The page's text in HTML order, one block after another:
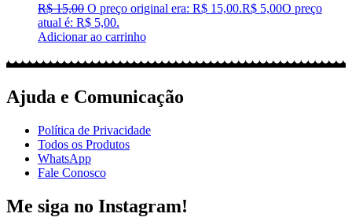
R$15,00 O preço original era: R$ 15,00.R$ 5,00O preço
atual é: R$ 5,00.
Adicionar ao carrinho
Ajuda e Comunicação
Política de Privacidade
Todos os Produtos
WhatsApp
Fale Conosco
Me siga no Instagram!